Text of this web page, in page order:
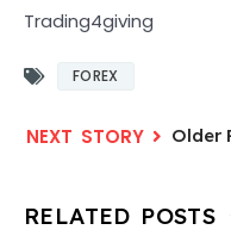
Trading4giving
FOREX
Older